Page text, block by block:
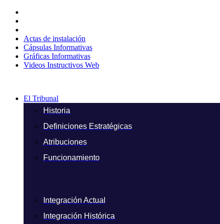
contenido
Actas de instalación
Cápsulas Informativas
Gráficas Informativas
Videos Instructivos Web
El Tribunal
Historia
Definiciones Estratégicas
Atribuciones
Funcionamiento
Integración Actual
Integración Histórica